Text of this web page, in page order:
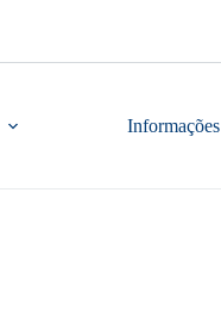
Informações